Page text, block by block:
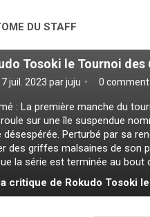
DU STAFF
Tosoki le Tournoi des
juil. 2023 parjuju 0
: La première manche du
sur une île suspendue
désespérée. Perturbé par sa
des griffes malsaines de son
la série est terminée au bout
critique de Rokudo Tosoki